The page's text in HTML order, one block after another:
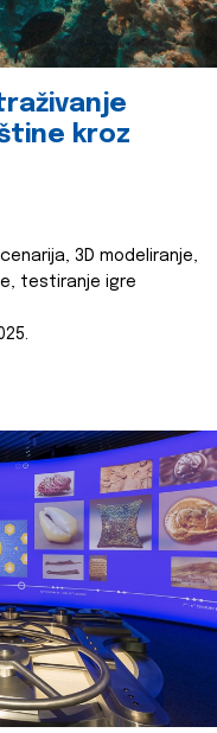
kroz
3D modeliranje,
testiranje igre